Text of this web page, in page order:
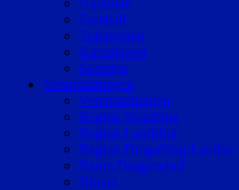
Handball
Football
Trabrennen
Kampfsport
Sonstige
Veranstaltungen
Veranstaltungen
Region Straubing
Region Landshut
Region Dingolfing-Landau
Raum Deggendorf
Bluval